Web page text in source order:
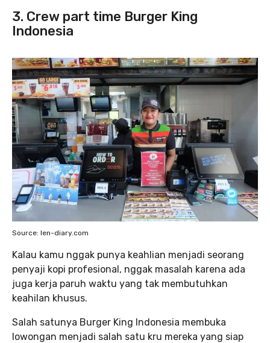
3. Crew part time Burger King
Indonesia
Source: len-diary.com
Kalau kamu nggak punya keahlian menjadi seorang
penyaji kopi profesional, nggak masalah karena ada
juga kerja paruh waktu yang tak membutuhkan
keahilan khusus.
Salah satunya Burger King Indonesia membuka
lowongan menjadi salah satu kru mereka yang siap